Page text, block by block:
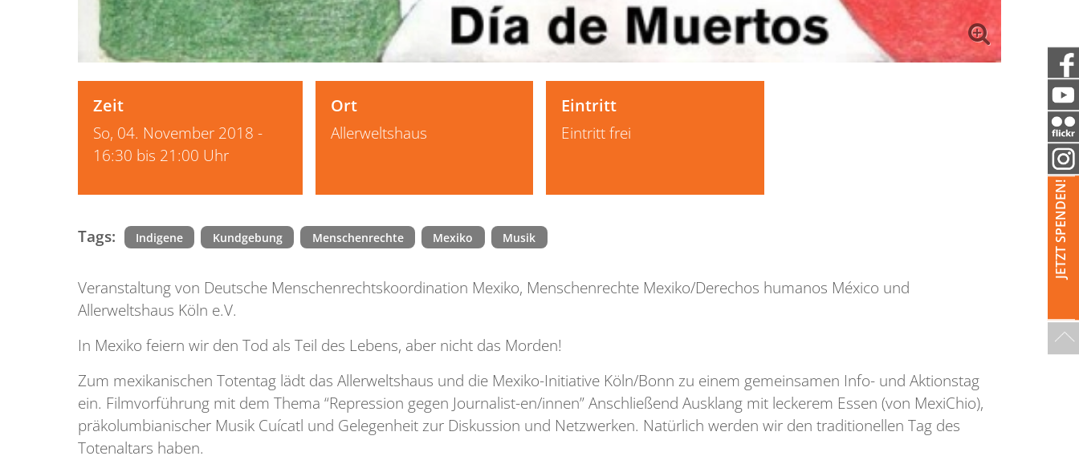
JETZT SPENDEN!
Zeit
So, 04. November 2018 -
16:30 bis 21:00 Uhr
Ort
Allerweltshaus
Eintritt
Eintritt frei
Tags: Indigene Kundgebung Menschenrechte Mexiko Musik
Veranstaltung von Deutsche Menschenrechtskoordination Mexiko, Menschenrechte Mexiko/Derechos humanos México und
Allerweltshaus Köln e.V.
In Mexiko feiern wir den Tod als Teil des Lebens, aber nicht das Morden!
Zum mexikanischen Totentag lädt das Allerweltshaus und die Mexiko-Initiative Köln/Bonn zu einem gemeinsamen Info- und Aktionstag
ein. Filmvorführung mit dem Thema “Repression gegen Journalist-en/innen” Anschließend Ausklang mit leckerem Essen (von MexiChio),
präkolumbianischer Musik Cuícatl und Gelegenheit zur Diskussion und Netzwerken. Natürlich werden wir den traditionellen Tag des
Totenaltars haben.